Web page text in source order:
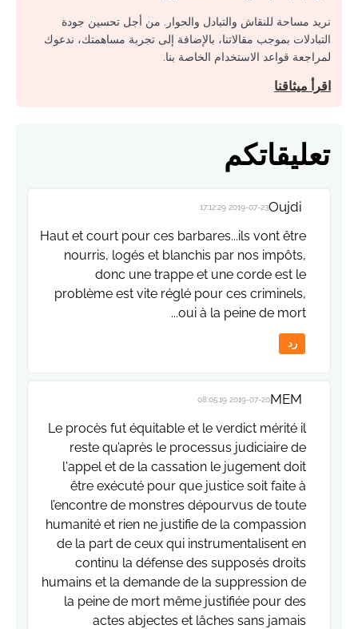
نريد مساحة للنقاش والتبادل والحوار. من أجل تحسين جودة
التبادلات بموجب مقالاتنا، بالإضافة إلى تجربة مساهمتك، ندعوك
لمراجعة قواعد الاستخدام الخاصة بنا.
اقرأ ميثاقنا
تعليقاتكم
Oujdi
2019-07-23 17:12:29
Haut et court pour ces barbares...ils vont être
nourris, logés et blanchis par nos impôts,
donc une trappe et une corde est le
problème est vite réglé pour ces criminels,
oui à la peine de mort...
رد
MEM
2019-07-20 08:05:19
Le procès fut équitable et le verdict mérité il
reste qu’après le processus judiciaire de
l'appel et de la cassation le jugement doit
être exécuté pour que justice soit faite à
l’encontre de monstres dépourvus de toute
humanité et rien ne justifie de la compassion
de la part de ceux qui instrumentalisent en
continu la défense des supposés droits
humains et la demande de la suppression de
la peine de mort même justifiée pour des
actes abjectes et lâches sans jamais